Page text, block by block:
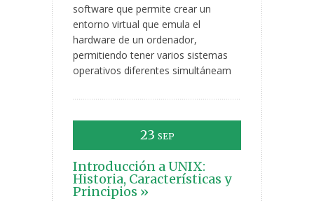
software que permite crear un
entorno virtual que emula el
hardware de un ordenador,
permitiendo tener varios sistemas
operativos diferentes simultáneam
23 SEP
Introducción a UNIX:
Historia, Características y
Principios »